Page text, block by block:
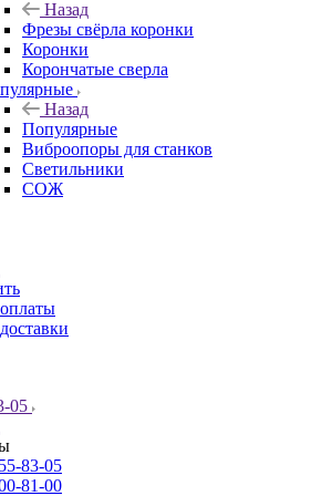
Назад
Фрезы свёрла коронки
Коронки
Корончатые сверла
Назад
Популярные
Виброопоры для станков
Светильники
СОЖ
05
83-05
81-00